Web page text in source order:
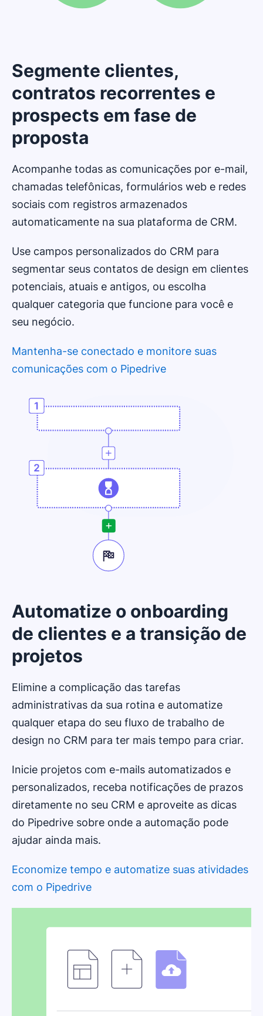
Segmente clientes,
contratos recorrentes e
prospects em fase de
proposta
Acompanhe todas as comunicações por e-mail,
chamadas telefônicas, formulários web e redes
sociais com registros armazenados
automaticamente na sua plataforma de CRM.
Use campos personalizados do CRM para
segmentar seus contatos de design em clientes
potenciais, atuais e antigos, ou escolha
qualquer categoria que funcione para você e
seu negócio.
Mantenha-se conectado e monitore suas
comunicações com o Pipedrive
Abre em uma nova janela
Automatize o onboarding
de clientes e a transição de
projetos
Elimine a complicação das tarefas
administrativas da sua rotina e automatize
qualquer etapa do seu fluxo de trabalho de
design no CRM para ter mais tempo para criar.
Inicie projetos com e-mails automatizados e
personalizados, receba notificações de prazos
diretamente no seu CRM e aproveite as dicas
do Pipedrive sobre onde a automação pode
ajudar ainda mais.
Economize tempo e automatize suas atividades
com o Pipedrive
Abre em uma nova janela